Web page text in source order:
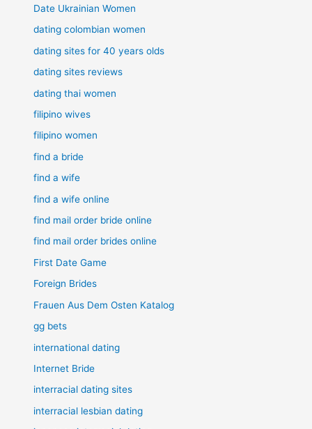
Date Ukrainian Women
dating colombian women
dating sites for 40 years olds
dating sites reviews
dating thai women
filipino wives
filipino women
find a bride
find a wife
find a wife online
find mail order bride online
find mail order brides online
First Date Game
Foreign Brides
Frauen Aus Dem Osten Katalog
gg bets
international dating
Internet Bride
interracial dating sites
interracial lesbian dating